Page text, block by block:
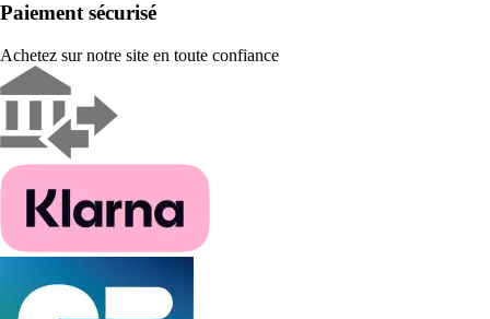
Paiement sécurisé
Achetez sur notre site en toute confiance